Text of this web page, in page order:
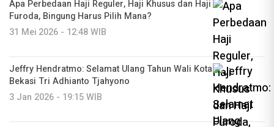
Apa Perbedaan Haji Reguler, Haji Khusus dan Haji
Furoda, Bingung Harus Pilih Mana?
31 Mei 2026 - 12:48 WIB
Jeffry Hendratmo: Selamat Ulang Tahun Wali Kota
Bekasi Tri Adhianto Tjahyono
3 Jan 2026 - 19:15 WIB